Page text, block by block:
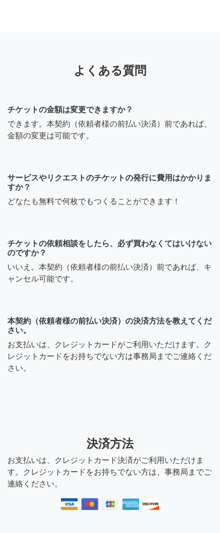
よくある質問
チケットの金額は変更できますか？
できます。本契約（依頼者様の前払い決済）前であれば、
金額の変更は可能です。
サービスやリクエストのチケットの発行に費用はかかりま
すか？
どなたも無料で何枚でもつくることができます！
チケットの依頼相談をしたら、必ず買わなくてはいけない
のですか？
いいえ。本契約（依頼者様の前払い決済）前であれば、キ
ャンセル可能です。
本契約（依頼者様の前払い決済）の決済方法を教えてくだ
さい。
お支払いは、クレジットカードがご利用いただけます。ク
レジットカードをお持ちでない方は事務局までご連絡くだ
さい。
決済方法
お支払いは、クレジットカード決済がご利用いただけま
す。クレジットカードをお持ちでない方は、事務局までご
連絡ください。